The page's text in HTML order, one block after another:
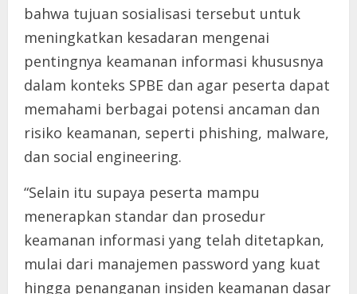
bahwa tujuan sosialisasi tersebut untuk
meningkatkan kesadaran mengenai
pentingnya keamanan informasi khususnya
dalam konteks SPBE dan agar peserta dapat
memahami berbagai potensi ancaman dan
risiko keamanan, seperti phishing, malware,
dan social engineering.
“Selain itu supaya peserta mampu
menerapkan standar dan prosedur
keamanan informasi yang telah ditetapkan,
mulai dari manajemen password yang kuat
hingga penanganan insiden keamanan dasar